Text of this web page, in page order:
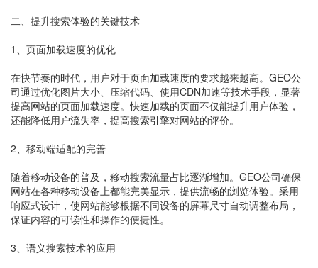
二、提升搜索体验的关键技术
1、页面加载速度的优化
在快节奏的时代，用户对于页面加载速度的要求越来越高。GEO公
司通过优化图片大小、压缩代码、使用CDN加速等技术手段，显著
提高网站的页面加载速度。快速加载的页面不仅能提升用户体验，
还能降低用户流失率，提高搜索引擎对网站的评价。
2、移动端适配的完善
随着移动设备的普及，移动搜索流量占比逐渐增加。GEO公司确保
网站在各种移动设备上都能完美显示，提供流畅的浏览体验。采用
响应式设计，使网站能够根据不同设备的屏幕尺寸自动调整布局，
保证内容的可读性和操作的便捷性。
3、语义搜索技术的应用